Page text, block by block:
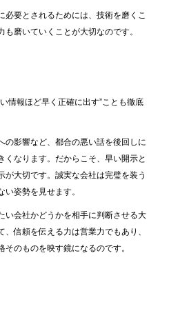
必要とされるためには、技術を磨くこ
磨いていくことが大切なのです。
情報ほど早く正確に出す”ことも徹底
の影響など、都合の悪い話を後回しに
くなります。だからこそ、早い開示と
が大切です。誠実な会社は完璧を装う
姿勢を見せます。
い会社かどうかを相手に判断させる大
信頼を伝える力は営業力でもあり、
のものを映す鏡になるのです。